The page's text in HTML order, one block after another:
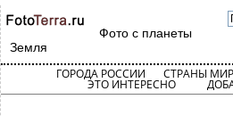
Фото с планеты
Земля
ГОРОДА РОССИИ СТРАНЫ
ЭТО ИНТЕРЕСНО